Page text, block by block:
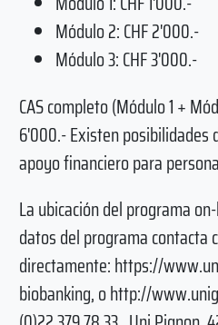
Módulo 2: CHF 2'000.-
Módulo 3: CHF 3'000.-
CAS completo (Módulo 1 +
6'000.- Existen posibilidades
apoyo financiero para
La ubicación del programa
datos del programa contacta
directamente: https://
biobanking, o http://